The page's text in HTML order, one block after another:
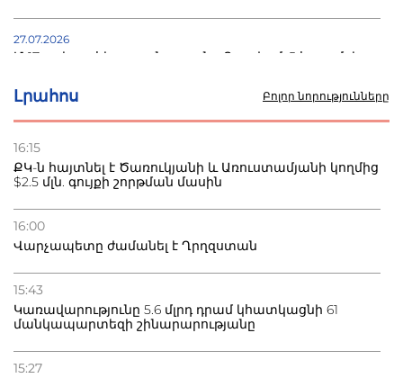
Լրահոս Բոլոր նորությունները
16:15
ՔԿ-ն հայտնել է Ծառուկյանի և Առուստամյանի կողմից
$2.5 մլն. գույքի շորթման մասին
16:00
Վարչապետը ժամանել է Ղրղզստան
15:43
Կառավարությունը 5.6 մլրդ դրամ կհատկացնի 61
մանկապարտեզի շինարարությանը
15:27
27.07.2026
Մ-17 աշխարհի առաջնությունը Բաքվում. 5 հայ ըմբիշ
22.07.2026
տուժածներ կան
բնակվել Ռուսաստանում
Բաքվի բանտից գեներալ Մանուկյանը դիմել է
Փաշինյանին